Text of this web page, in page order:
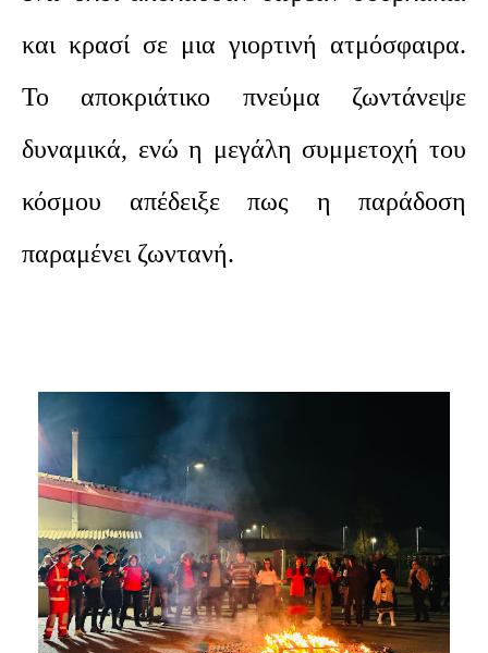
και κρασί σε μια γιορτινή ατμόσφαιρα.
Το αποκριάτικο πνεύμα ζωντάνεψε
δυναμικά, ενώ η μεγάλη συμμετοχή του
κόσμου απέδειξε πως η παράδοση
παραμένει ζωντανή.